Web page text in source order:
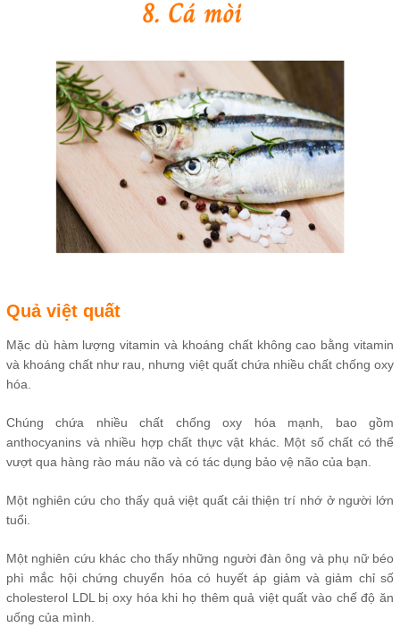
Quả việt quất
Mặc dù hàm lượng vitamin và khoáng chất không cao bằng vitamin
và khoáng chất như rau, nhưng việt quất chứa nhiều chất chống oxy
hóa.
Chúng chứa nhiều chất chống oxy hóa mạnh, bao gồm
anthocyanins và nhiều hợp chất thực vật khác. Một số chất có thể
vượt qua hàng rào máu não và có tác dụng bảo vệ não của bạn.
Một nghiên cứu cho thấy quả việt quất cải thiện trí nhớ ở người lớn
tuổi.
Một nghiên cứu khác cho thấy những người đàn ông và phụ nữ béo
phì mắc hội chứng chuyển hóa có huyết áp giảm và giảm chỉ số
cholesterol LDL bị oxy hóa khi họ thêm quả việt quất vào chế độ ăn
uống của mình.